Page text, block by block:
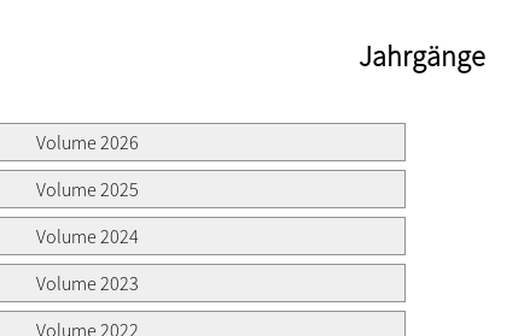
Jahrgänge
Volume 2026
Volume 2025
Volume 2024
Volume 2023
Volume 2022